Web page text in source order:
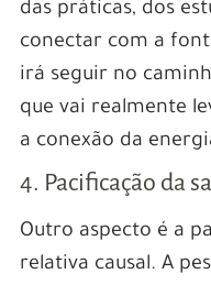
das práticas, dos
conectar com a
irá seguir no
que vai realmente
a conexão da
4. Pacificação da
Outro aspecto é a
relativa causal. A